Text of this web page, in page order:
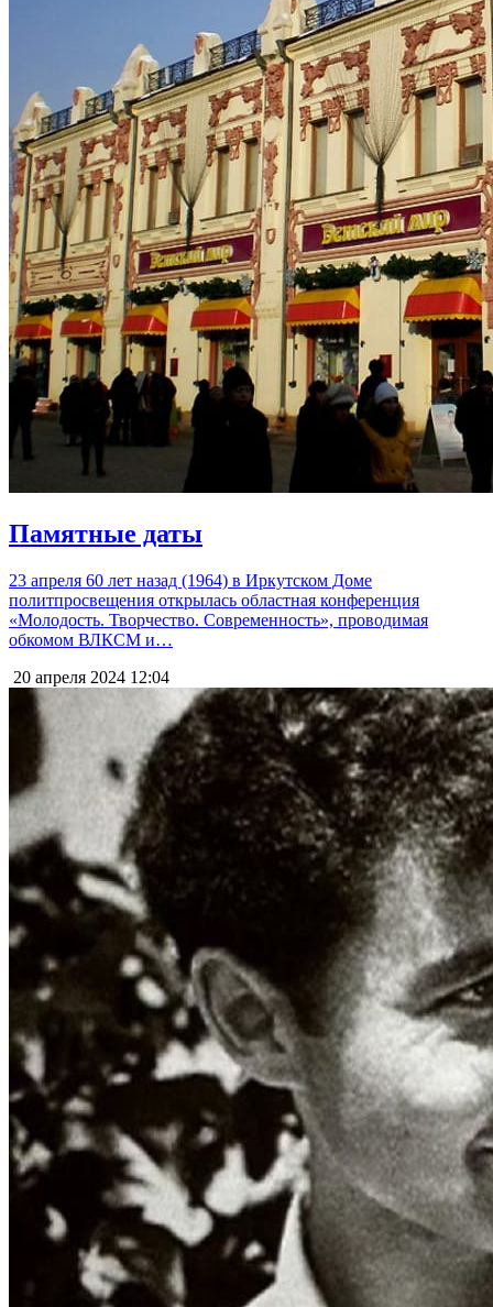
Памятные даты
23 апреля 60 лет назад (1964) в Иркутском Доме
политпросвещения открылась областная конференция
«Молодость. Творчество. Современность», проводимая
обкомом ВЛКСМ и…
20 апреля 2024 12:04